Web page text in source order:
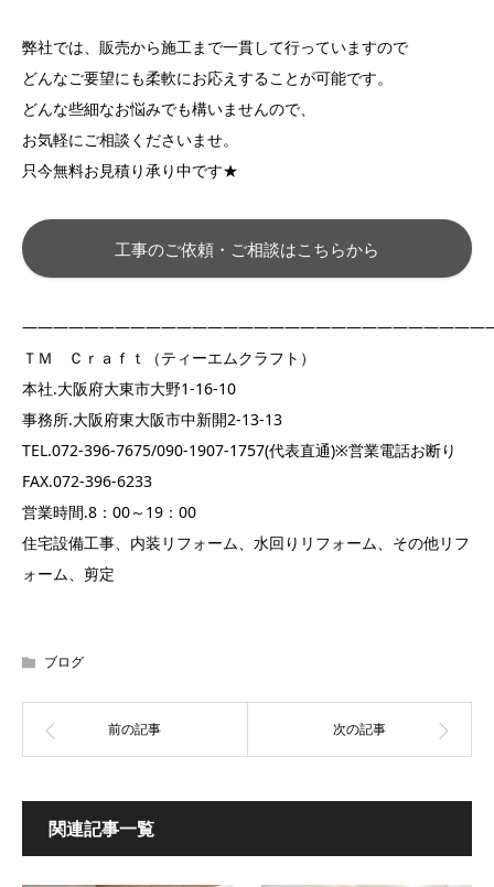
弊社では、販売から施工まで一貫して行っていますので
どんなご要望にも柔軟にお応えすることが可能です。
どんな些細なお悩みでも構いませんので、
お気軽にご相談くださいませ。
只今無料お見積り承り中です★
工事のご依頼・ご相談はこちらから
ＴＭ Ｃｒａｆｔ（ティーエムクラフト）
本社.大阪府大東市大野1-16-10
事務所.大阪府東大阪市中新開2-13-13
TEL.072-396-7675/090-1907-1757(代表直通)※営業電話お断り
FAX.072-396-6233
営業時間.8：00～19：00
住宅設備工事、内装リフォーム、水回りリフォーム、その他リフ
ォーム、剪定
ブログ
関連記事一覧